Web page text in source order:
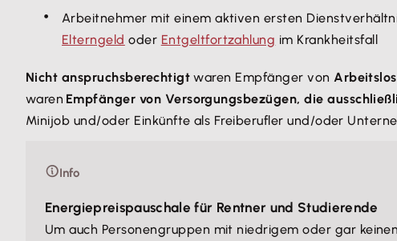
Arbeitnehmer mit einem aktiven ersten
Elterngeld oder Entgeltfortzahlung im Krankheitsfall
Nicht anspruchsberechtigt waren Empfänger von
waren Empfänger von Versorgungsbezügen, die
Minijob und/oder Einkünfte als Freiberufler und/oder
Info
Energiepreispauschale für Rentner und Studierende
Um auch Personengruppen mit niedrigem oder gar